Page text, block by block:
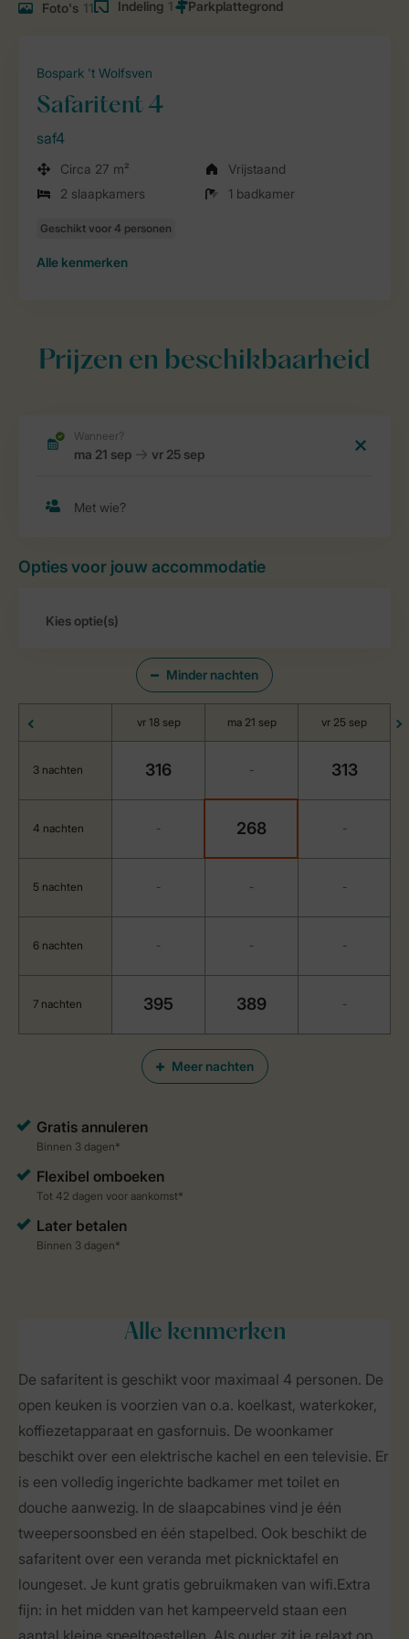
Foto's 11 Indeling 1
Bospark 't Wolfsven
Safaritent 4
saf4
Circa 27 m²
Vrijstaand
2 slaapkamers
1 badkamer
Alle kenmerken
Prijzen en beschikbaarheid
Opties voor jouw accommodatie
Minder nachten
Meer nachten
vr 18 sep ma 21 sep vr 25 sep
3 nachten 316 - 313
4 nachten - 268 -
5 nachten - - -
6 nachten - - -
7 nachten 395 389 -
Alle kenmerken
De safaritent is geschikt voor maximaal 4 personen. De
open keuken is voorzien van o.a. koelkast, waterkoker,
koffiezetapparaat en gasfornuis. De woonkamer
beschikt over een elektrische kachel en een televisie. Er
is een volledig ingerichte badkamer met toilet en
douche aanwezig. In de slaapcabines vind je één
tweepersoonsbed en één stapelbed. Ook beschikt de
safaritent over een veranda met picknicktafel en
loungeset. Je kunt gratis gebruikmaken van wifi.Extra
fijn: in het midden van het kampeerveld staan een
aantal kleine speeltoestellen. Als ouder zit je relaxt op